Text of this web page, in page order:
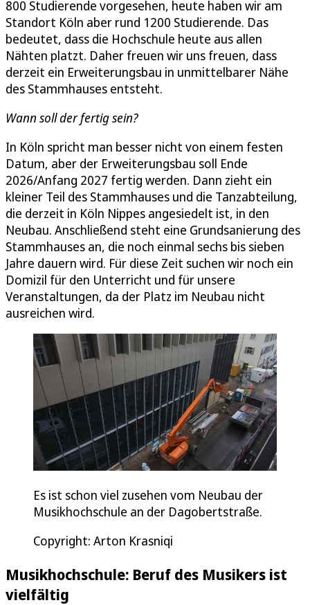
800 Studierende vorgesehen, heute haben wir am
Standort Köln aber rund 1200 Studierende. Das
bedeutet, dass die Hochschule heute aus allen
Nähten platzt. Daher freuen wir uns freuen, dass
derzeit ein Erweiterungsbau in unmittelbarer Nähe
des Stammhauses entsteht.
Wann soll der fertig sein?
In Köln spricht man besser nicht von einem festen
Datum, aber der Erweiterungsbau soll Ende
2026/Anfang 2027 fertig werden. Dann zieht ein
kleiner Teil des Stammhauses und die Tanzabteilung,
die derzeit in Köln Nippes angesiedelt ist, in den
Neubau. Anschließend steht eine Grundsanierung des
Stammhauses an, die noch einmal sechs bis sieben
Jahre dauern wird. Für diese Zeit suchen wir noch ein
Domizil für den Unterricht und für unsere
Veranstaltungen, da der Platz im Neubau nicht
ausreichen wird.
Es ist schon viel zusehen vom Neubau der
Musikhochschule an der Dagobertstraße.
Copyright: Arton Krasniqi
Musikhochschule: Beruf des Musikers ist
vielfältig